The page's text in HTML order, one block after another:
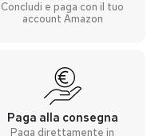
Concludi e paga con il tuo
account Amazon
Paga alla consegna
Paga direttamente in